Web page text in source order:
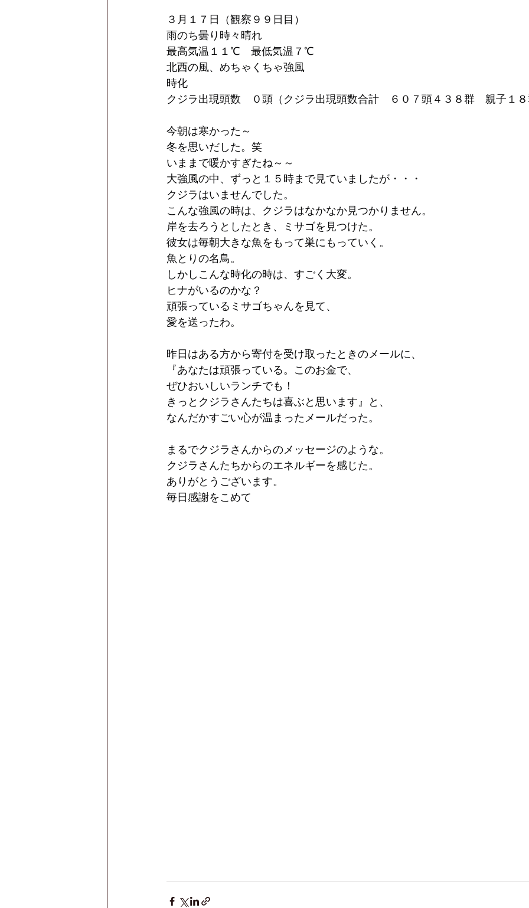
３月１７日（観察９９日目）
雨のち曇り時々晴れ
最高気温１１℃　最低気温７℃
北西の風、めちゃくちゃ強風
時化
クジラ出現頭数　０頭（クジラ出現頭数合計　６０７頭４３８群　親子１
今朝は寒かった～
冬を思いだした。笑
いままで暖かすぎたね～～
大強風の中、ずっと１５時まで見ていましたが・・・
クジラはいませんでした。
こんな強風の時は、クジラはなかなか見つかりません。
岸を去ろうとしたとき、ミサゴを見つけた。
彼女は毎朝大きな魚をもって巣にもっていく。
魚とりの名鳥。
しかしこんな時化の時は、すごく大変。
ヒナがいるのかな？
頑張っているミサゴちゃんを見て、
愛を送ったわ。
昨日はある方から寄付を受け取ったときのメールに、
『あなたは頑張っている。このお金で、
ぜひおいしいランチでも！
きっとクジラさんたちは喜ぶと思います』と、
なんだかすごい心が温まったメールだった。
まるでクジラさんからのメッセージのような。
クジラさんたちからのエネルギーを感じた。
ありがとうございます。
毎日感謝をこめて